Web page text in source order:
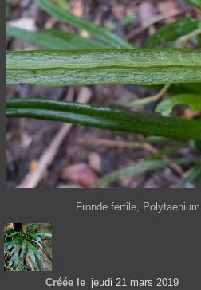
Fronde fertile,
Créée le jeudi 21 mars 2019